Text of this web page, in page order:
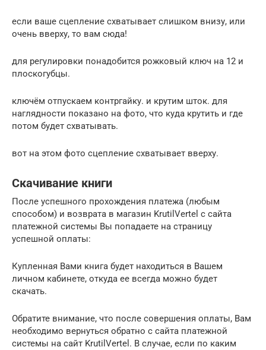
если ваше сцепление схватывает слишком внизу, или
очень вверху, то вам сюда!
для регулировки понадобится рожковый ключ на 12 и
плоскогубцы.
ключём отпускаем контргайку. и крутим шток. для
наглядности показано на фото, что куда крутить и где
потом будет схватывать.
вот на этом фото сцепление схватывает вверху.
Скачивание книги
После успешного прохождения платежа (любым
способом) и возврата в магазин KrutilVertel с сайта
платежной системы Вы попадаете на страницу
успешной оплаты:
Купленная Вами книга будет находиться в Вашем
личном кабинете, откуда ее всегда можно будет
скачать.
Обратите внимание, что после совершения оплаты, Вам
необходимо вернуться обратно с сайта платежной
системы на сайт KrutilVertel. В случае, если по каким